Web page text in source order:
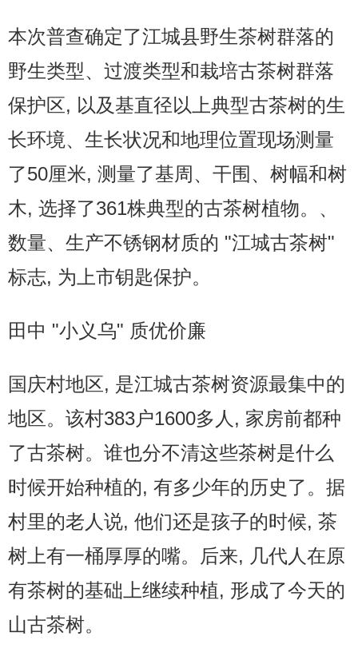
本次普查确定了江城县野生茶树群落的
野生类型、过渡类型和栽培古茶树群落
保护区, 以及基直径以上典型古茶树的生
长环境、生长状况和地理位置现场测量
了50厘米, 测量了基周、干围、树幅和树
木, 选择了361株典型的古茶树植物。、
数量、生产不锈钢材质的 "江城古茶树"
标志, 为上市钥匙保护。
田中 "小义乌" 质优价廉
国庆村地区, 是江城古茶树资源最集中的
地区。该村383户1600多人, 家房前都种
了古茶树。谁也分不清这些茶树是什么
时候开始种植的, 有多少年的历史了。据
村里的老人说, 他们还是孩子的时候, 茶
树上有一桶厚厚的嘴。后来, 几代人在原
有茶树的基础上继续种植, 形成了今天的
山古茶树。